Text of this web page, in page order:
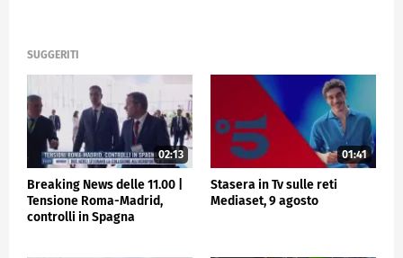
SUGGERITI
02:13
Breaking News delle 11.00 |
Tensione Roma-Madrid,
controlli in Spagna
01:41
Stasera in Tv sulle reti
Mediaset, 9 agosto